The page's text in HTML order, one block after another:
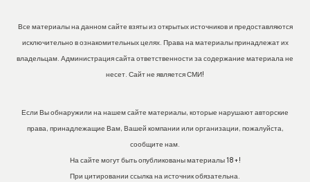
Все материалы на данном сайте взяты из открытых источников и предоставляются
исключительно в ознакомительных целях. Права на материалы принадлежат их
владельцам. Администрация сайта ответственности за содержание материала не
несет. Сайт не является СМИ!
Если Вы обнаружили на нашем сайте материалы, которые нарушают авторские
права, принадлежащие Вам, Вашей компании или организации, пожалуйста,
сообщите нам.
На сайте могут быть опубликованы материалы 18+!
При цитировании ссылка на источник обязательна.